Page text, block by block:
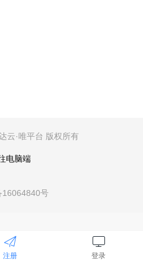
云·唯平台 版权所有
电脑端
16064840号
注册 登录